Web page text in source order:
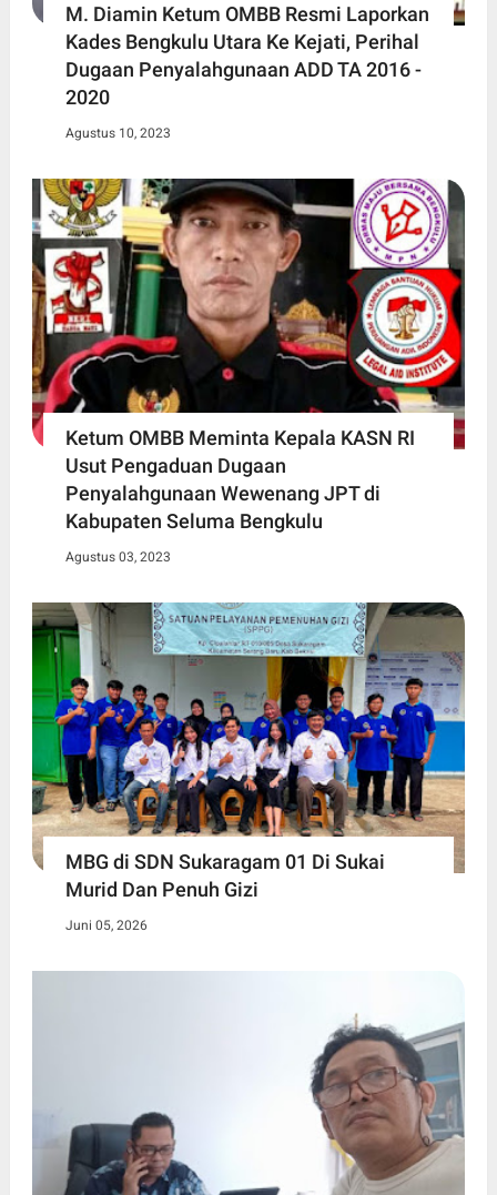
M. Diamin Ketum OMBB Resmi Laporkan
Kades Bengkulu Utara Ke Kejati, Perihal
Dugaan Penyalahgunaan ADD TA 2016 -
2020
Agustus 10, 2023
Ketum OMBB Meminta Kepala KASN RI
Usut Pengaduan Dugaan
Penyalahgunaan Wewenang JPT di
Kabupaten Seluma Bengkulu
Agustus 03, 2023
MBG di SDN Sukaragam 01 Di Sukai
Murid Dan Penuh Gizi
Juni 05, 2026